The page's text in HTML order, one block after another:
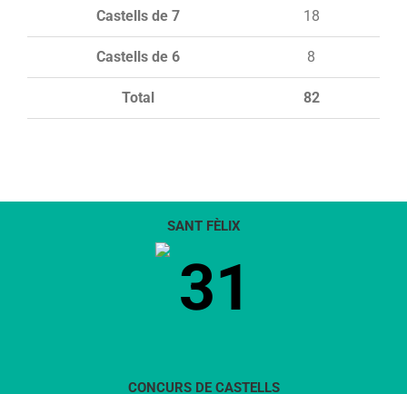
Total 82
Castells de 7 18
Castells de 6 8
SANT FÈLIX
31
CONCURS DE CASTELLS